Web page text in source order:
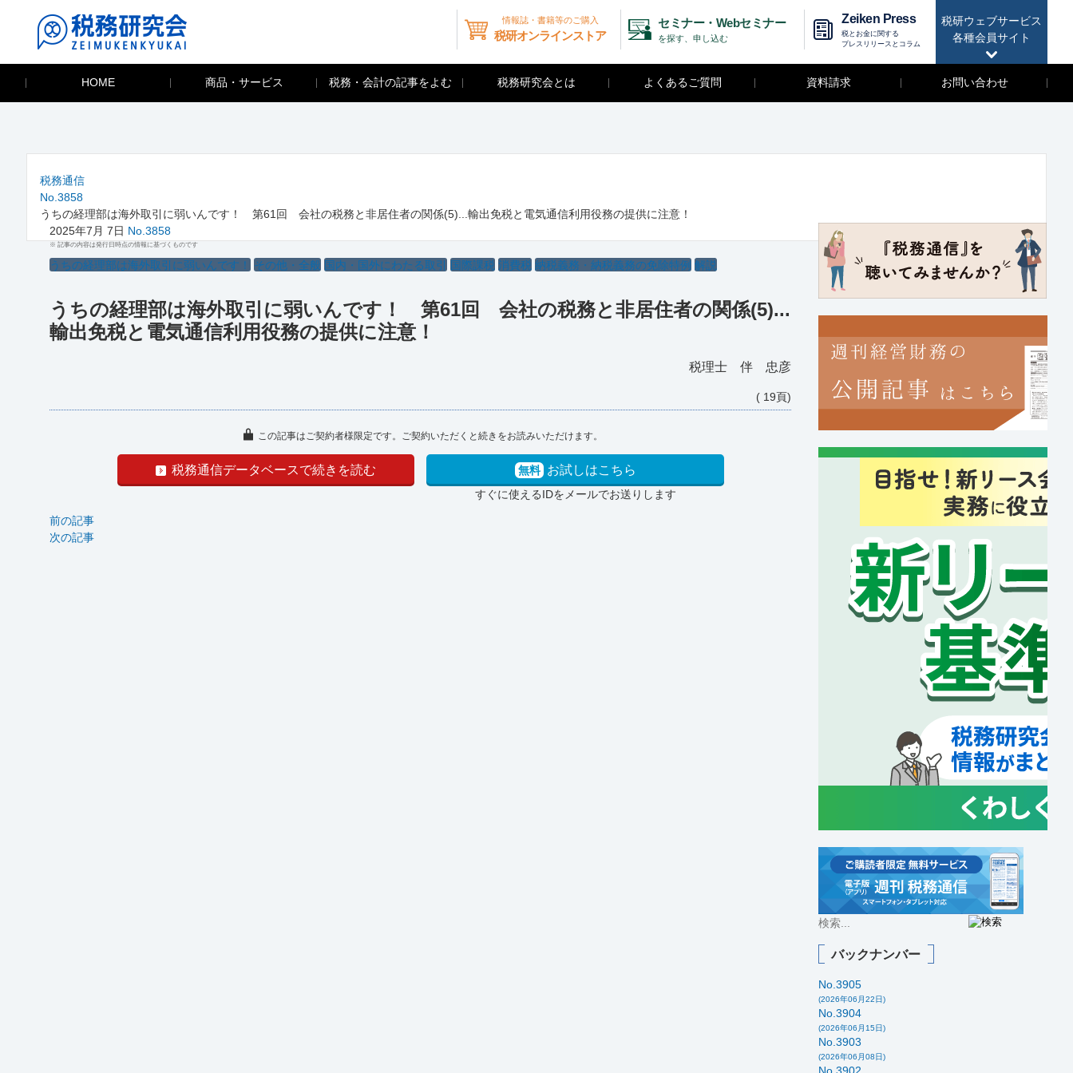
税研ウェブサービス
各種会員サイト
情報誌・書籍等のご購入
税研オンラインストア
セミナー・Webセミナー
を探す、申し込む
Zeiken Press
税とお金に関する
プレスリリースとコラム
HOME 商品・サービス 税務・会計の記事をよむ 税務研究会とは よくあるご質問 資料請求 お問い合わせ
税務通信
No.3858
うちの経理部は海外取引に弱いんです！ 第61回 会社の税務と非居住者の関係(5)...輸出免税と電気通信利用役務の提供に注意！
2025年7月 7日 No.3858
※ 記事の内容は発行日時点の情報に基づくものです
うちの経理部は海外取引に弱いんです！ その他・全般 国内・国外にわたる取引 国際課税 消費税 納税義務・納税義務の免除特例 解説
うちの経理部は海外取引に弱いんです！ 第61回 会社の税務と非居住者の関係(5)...
輸出免税と電気通信利用役務の提供に注意！
税理士 伴 忠彦
( 19頁)
この記事はご契約者様限定です。ご契約いただくと続きをお読みいただけます。
税務通信データベースで続きを読む 無料 お試しはこちら
すぐに使えるIDをメールでお送りします
前の記事
次の記事
バックナンバー
No.3905
(2026年06月22日)
No.3904
(2026年06月15日)
No.3903
(2026年06月08日)